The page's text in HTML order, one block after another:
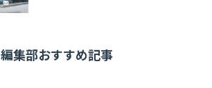
編集部おすすめ記事